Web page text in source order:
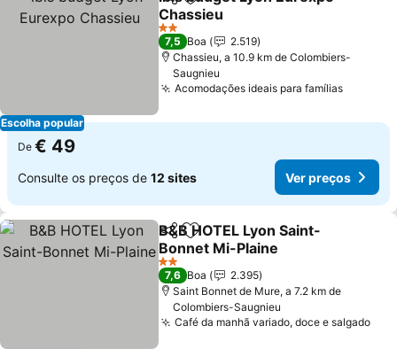
Escolha popular
PartilharAdicionar aos favoritos
Chassieu
2 Estrelas
7,5 Boa
2.519
Chassieu, a 10.9 km de Colombiers-
Saugnieu
Acomodações ideais para famílias
De € 49
Consulte os preços de 12 sites Ver preços
PartilharAdicionar aos favoritos
B&B HOTEL Lyon Saint-
Bonnet Mi-Plaine
2 Estrelas
7,6 Boa
2.395
Saint Bonnet de Mure, a 7.2 km de
Colombiers-Saugnieu
Café da manhã variado, doce e salgado